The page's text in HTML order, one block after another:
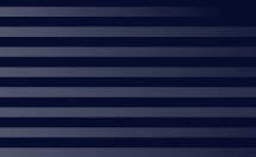
Marathon du Gabon
Run in Masuku
10KMPOG